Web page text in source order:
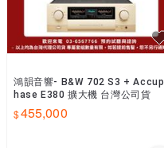
鴻韻音響- B&W 702 S3 + Accup
hase E380 擴大機 台灣公司貨
455,000